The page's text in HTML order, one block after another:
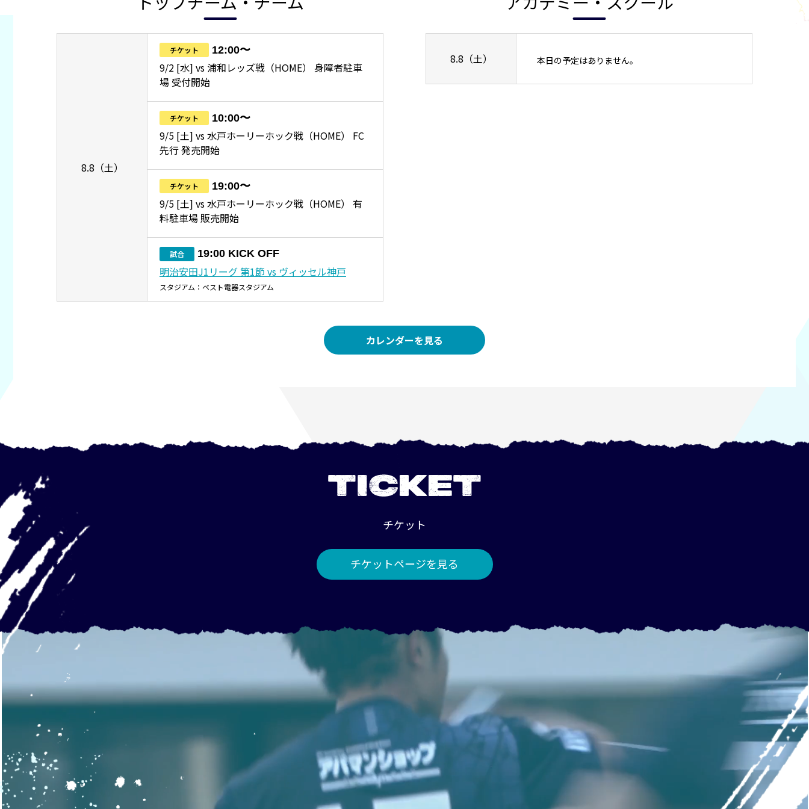
8.8（土）
チケット 12:00〜
9/2 [水] vs 浦和レッズ戦（HOME） 身障者駐車
場 受付開始
チケット 10:00〜
9/5 [土] vs 水戸ホーリーホック戦（HOME） FC
先行 発売開始
チケット 19:00〜
9/5 [土] vs 水戸ホーリーホック戦（HOME） 有
料駐車場 販売開始
試合 19:00 KICK OFF
明治安田J1リーグ 第1節 vs ヴィッセル神戸
スタジアム：ベスト電器スタジアム
8.8（土） 本日の予定はありません。
カレンダーを見る
TICKET
チケット
チケットページを見る